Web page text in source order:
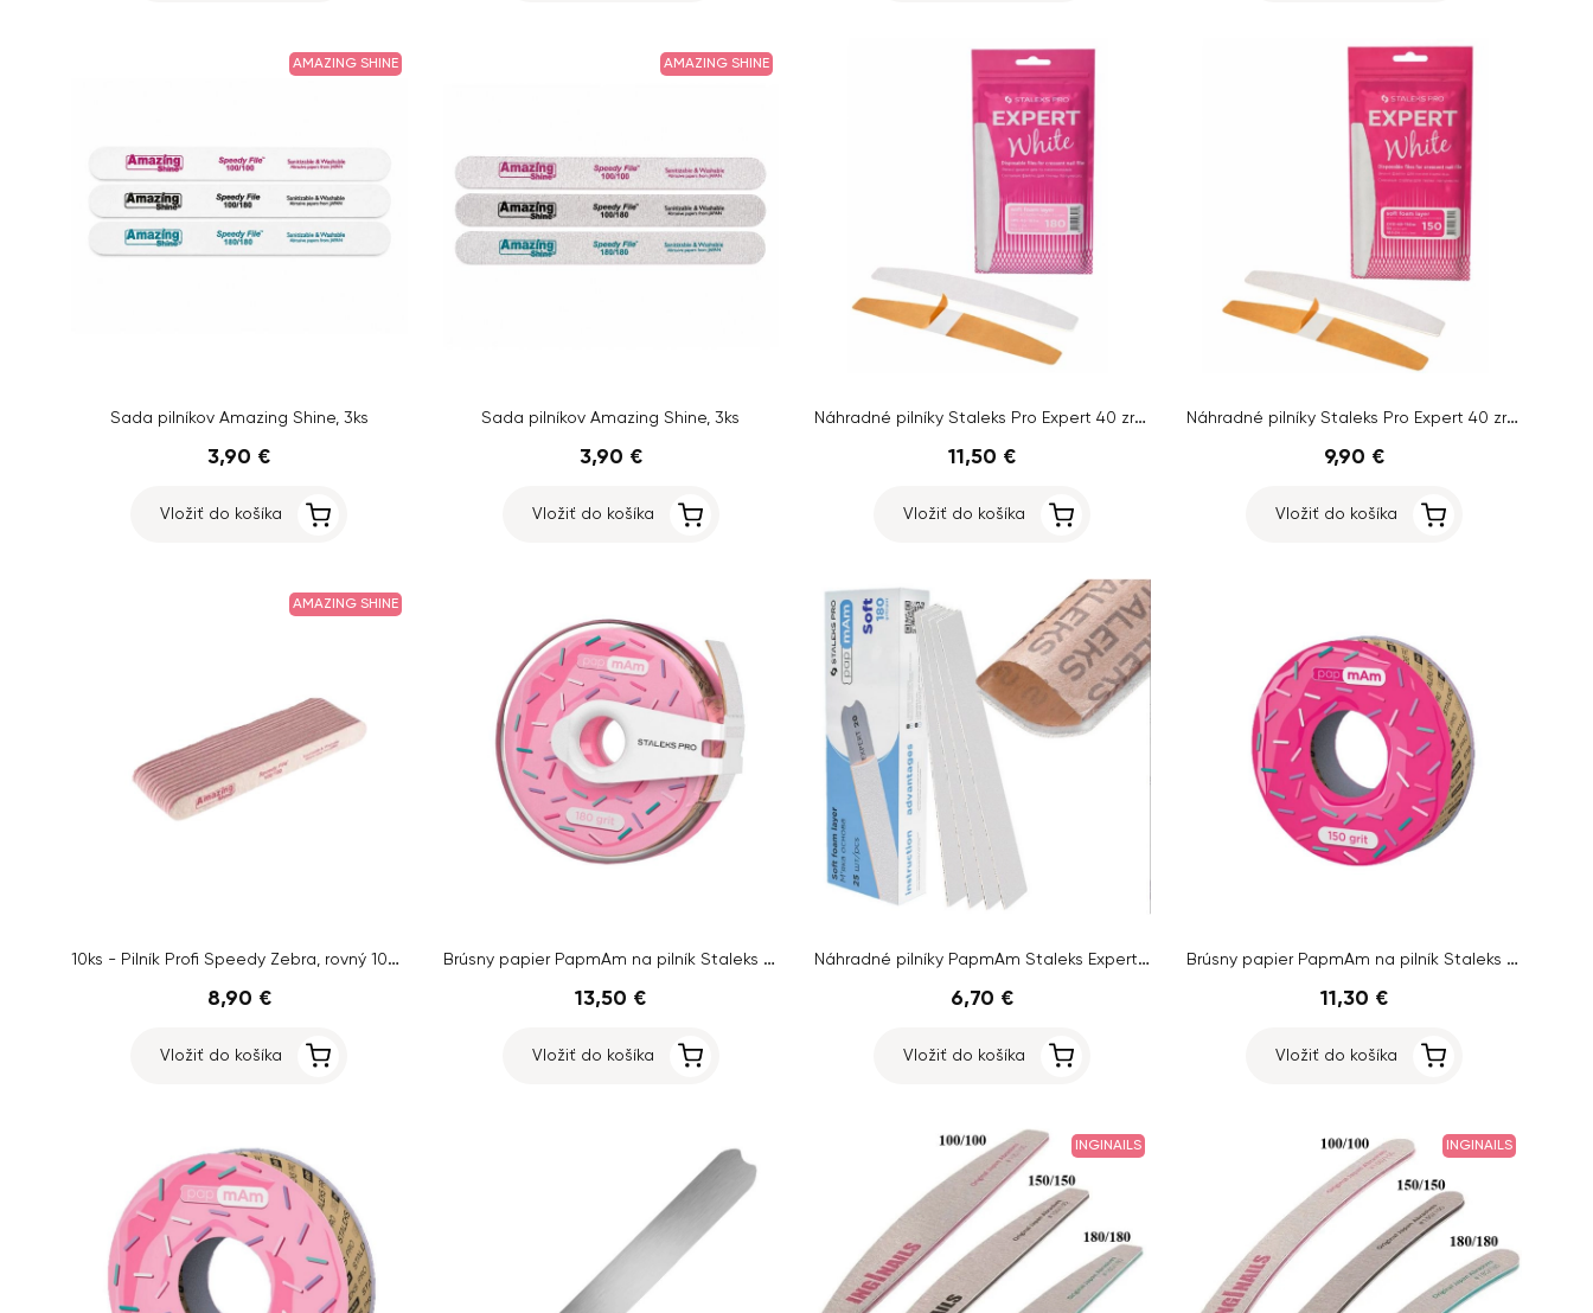
AMAZING SHINE
Sada pilníkov Amazing Shine, 3ks
3,90 €
Vložiť do košíka
AMAZING SHINE
Sada pilníkov Amazing Shine, 3ks
3,90 €
Vložiť do košíka
Náhradné pilníky Staleks Pro Expert 40 zrnitosť 180, 30 ks
11,50 €
Vložiť do košíka
Náhradné pilníky Staleks Pro Expert 40 zrnitosť 150, 30 ks
9,90 €
Vložiť do košíka
AMAZING SHINE
10ks - Pilník Profi Speedy Zebra, rovný 100/100 - ružový stred
8,90 €
Vložiť do košíka
Brúsny papier PapmAm na pilník Staleks Expert so zrnitosťou 180, 7 m
13,50 €
Vložiť do košíka
Náhradné pilníky PapmAm Staleks Expert 20 zrnitosť 180, 25 ks
6,70 €
Vložiť do košíka
Brúsny papier PapmAm na pilník Staleks Expert so zrnitosťou 150, 7 m
11,30 €
Vložiť do košíka
INGINAILS INGINAILS